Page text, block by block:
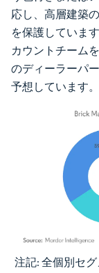
応し、高層建築
を保護していま
カウントチーム
のディーラーパ
予想しています。
画像 © Mordor
注記: 全個別セ